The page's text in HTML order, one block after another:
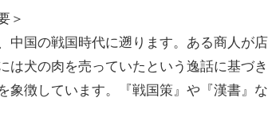
＞
中国の戦国時代に遡ります。ある商人が
は犬の肉を売っていたという逸話に基づ
象徴しています。『戦国策』や『漢書』